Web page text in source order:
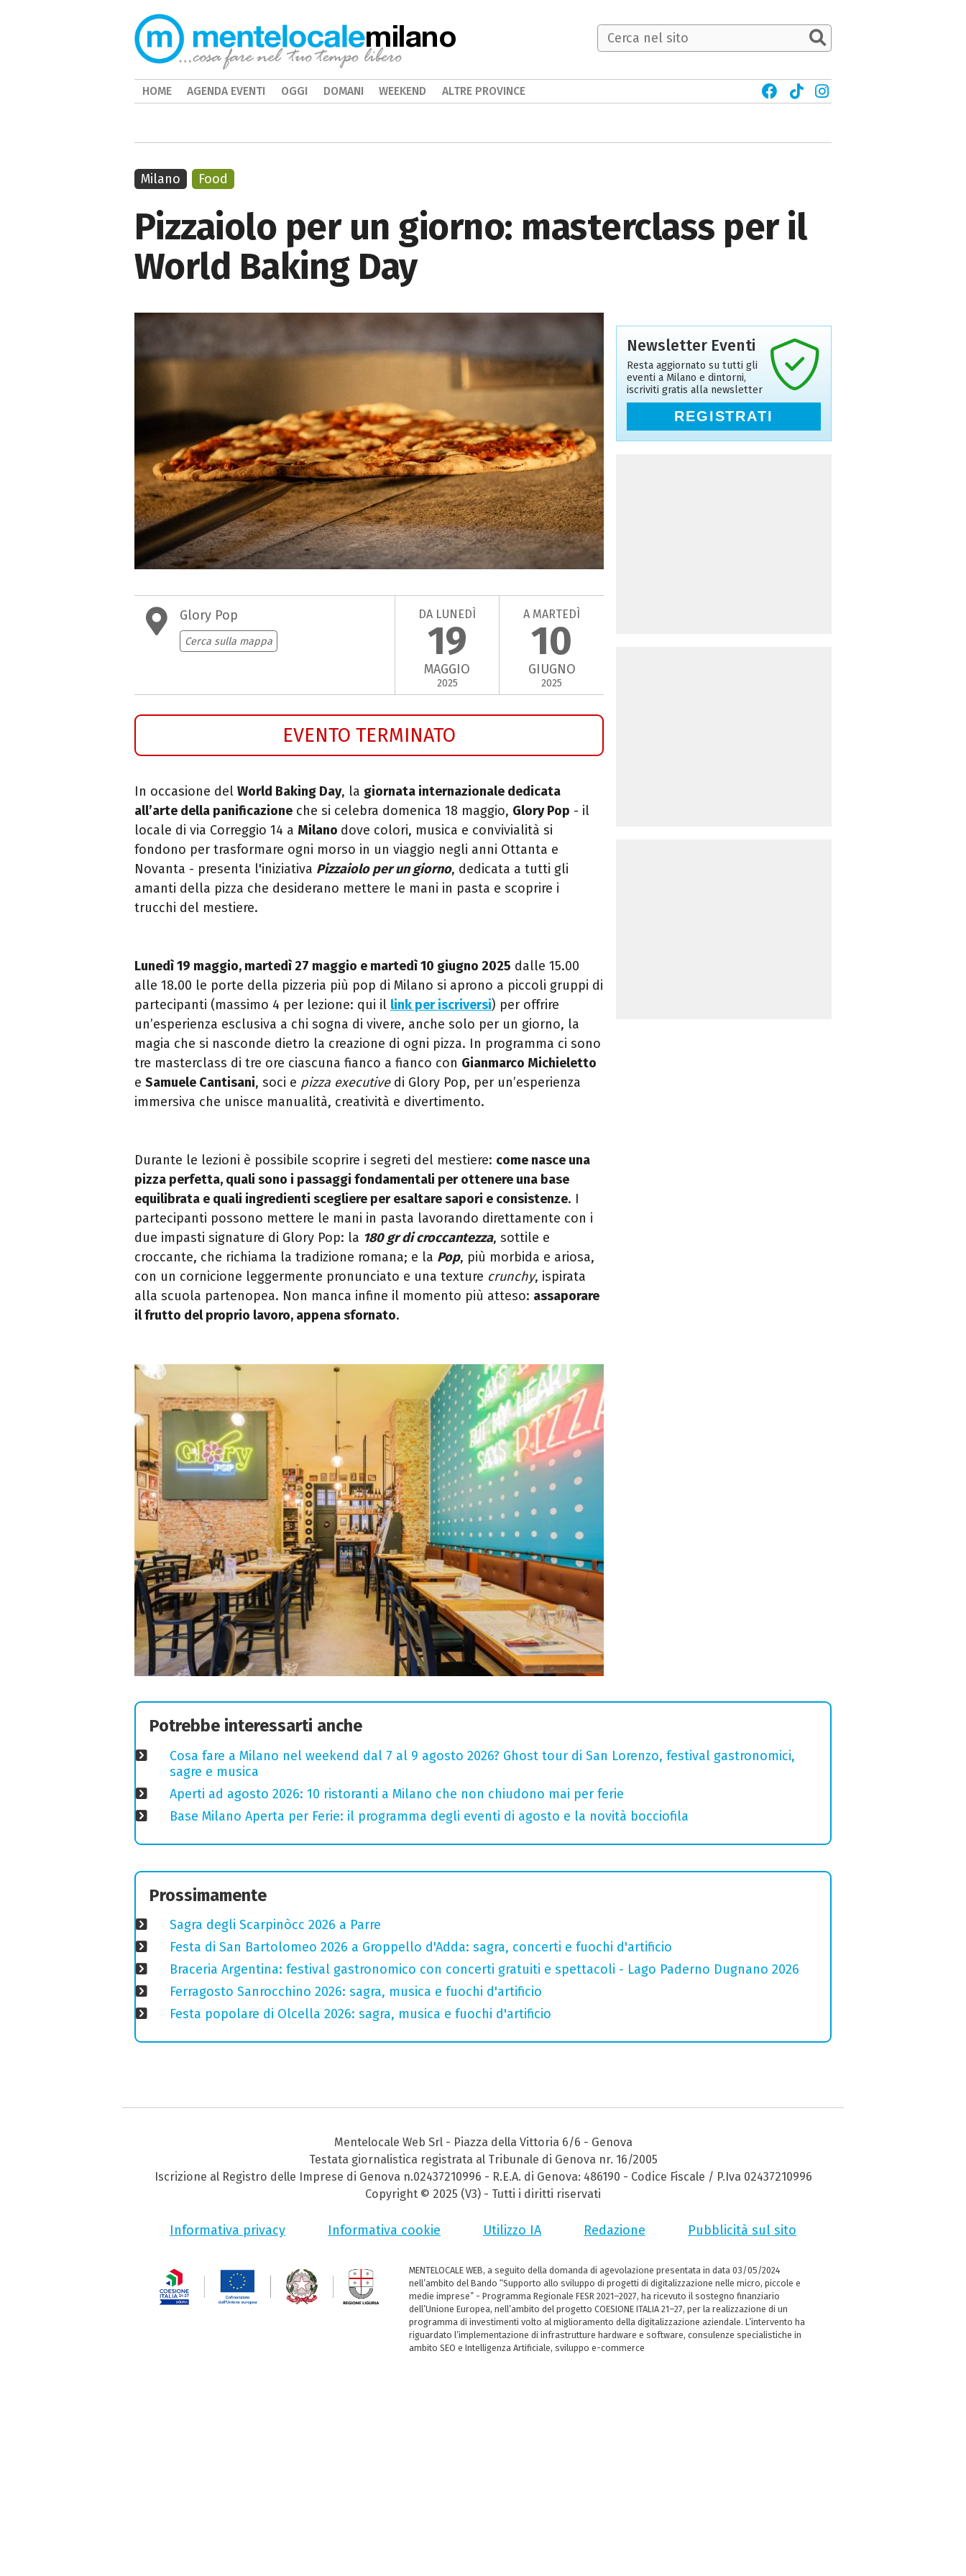
Pizzaiolo per un giorno: masterclass per il
World Baking Day
Glory Pop
Cerca sulla mappa
DA LUNEDÌ
19
MAGGIO
2025
A MARTEDÌ
10
GIUGNO
2025
EVENTO TERMINATO
In occasione del World Baking Day, la giornata internazionale dedicata
all’arte della panificazione che si celebra domenica 18 maggio, Glory Pop - il
locale di via Correggio 14 a Milano dove colori, musica e convivialità si
fondono per trasformare ogni morso in un viaggio negli anni Ottanta e
Novanta - presenta l'iniziativa Pizzaiolo per un giorno, dedicata a tutti gli
amanti della pizza che desiderano mettere le mani in pasta e scoprire i
trucchi del mestiere.
Lunedì 19 maggio, martedì 27 maggio e martedì 10 giugno 2025 dalle 15.00
alle 18.00 le porte della pizzeria più pop di Milano si aprono a piccoli gruppi di
partecipanti (massimo 4 per lezione: qui il link per iscriversi) per offrire
un’esperienza esclusiva a chi sogna di vivere, anche solo per un giorno, la
magia che si nasconde dietro la creazione di ogni pizza. In programma ci sono
tre masterclass di tre ore ciascuna fianco a fianco con Gianmarco Michieletto
e Samuele Cantisani, soci e pizza executivedi Glory Pop, per un’esperienza
immersiva che unisce manualità, creatività e divertimento.
Durante le lezioni è possibile scoprire i segreti del mestiere: come nasce una
pizza perfetta, quali sono i passaggi fondamentali per ottenere una base
equilibrata e quali ingredienti scegliere per esaltare sapori e consistenze. I
partecipanti possono mettere le mani in pasta lavorando direttamente con i
due impasti signature di Glory Pop: la 180 gr di croccantezza, sottile e
croccante, che richiama la tradizione romana; e la Pop, più morbida e ariosa,
con un cornicione leggermente pronunciato e una texture crunchy, ispirata
alla scuola partenopea. Non manca infine il momento più atteso: assaporare
il frutto del proprio lavoro, appena sfornato.
Milano Food
Newsletter Eventi
Resta aggiornato su tutti gli
eventi a Milano e dintorni,
iscriviti gratis alla newsletter
REGISTRATI
Potrebbe interessarti anche
Cosa fare a Milano nel weekend dal 7 al 9 agosto 2026? Ghost tour di San Lorenzo, festival gastronomici,
sagre e musica
Aperti ad agosto 2026: 10 ristoranti a Milano che non chiudono mai per ferie
Base Milano Aperta per Ferie: il programma degli eventi di agosto e la novità bocciofila
Prossimamente
Sagra degli Scarpinòcc 2026 a Parre
Festa di San Bartolomeo 2026 a Groppello d'Adda: sagra, concerti e fuochi d'artificio
Braceria Argentina: festival gastronomico con concerti gratuiti e spettacoli - Lago Paderno Dugnano 2026
Ferragosto Sanrocchino 2026: sagra, musica e fuochi d'artificio
Festa popolare di Olcella 2026: sagra, musica e fuochi d'artificio
milano
HOME AGENDA EVENTI OGGI DOMANI WEEKEND ALTRE PROVINCE
Mentelocale Web Srl - Piazza della Vittoria 6/6 - Genova
Testata giornalistica registrata al Tribunale di Genova nr. 16/2005
Iscrizione al Registro delle Imprese di Genova n.02437210996 - R.E.A. di Genova: 486190 - Codice Fiscale / P.Iva 02437210996
Copyright © 2025 (V3) - Tutti i diritti riservati
Informativa privacy Informativa cookie Utilizzo IA Redazione Pubblicità sul sito
MENTELOCALE WEB, a seguito della domanda di agevolazione presentata in data 03/05/2024
nell’ambito del Bando “Supporto allo sviluppo di progetti di digitalizzazione nelle micro, piccole e
medie imprese” - Programma Regionale FESR 2021–2027, ha ricevuto il sostegno finanziario
dell’Unione Europea, nell’ambito del progetto COESIONE ITALIA 21–27, per la realizzazione di un
programma di investimenti volto al miglioramento della digitalizzazione aziendale. L’intervento ha
riguardato l’implementazione di infrastrutture hardware e software, consulenze specialistiche in
ambito SEO e Intelligenza Artificiale, sviluppo e-commerce